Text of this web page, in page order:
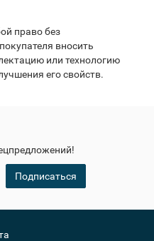
право без
вносить
или технологию
его свойств.
Подписаться